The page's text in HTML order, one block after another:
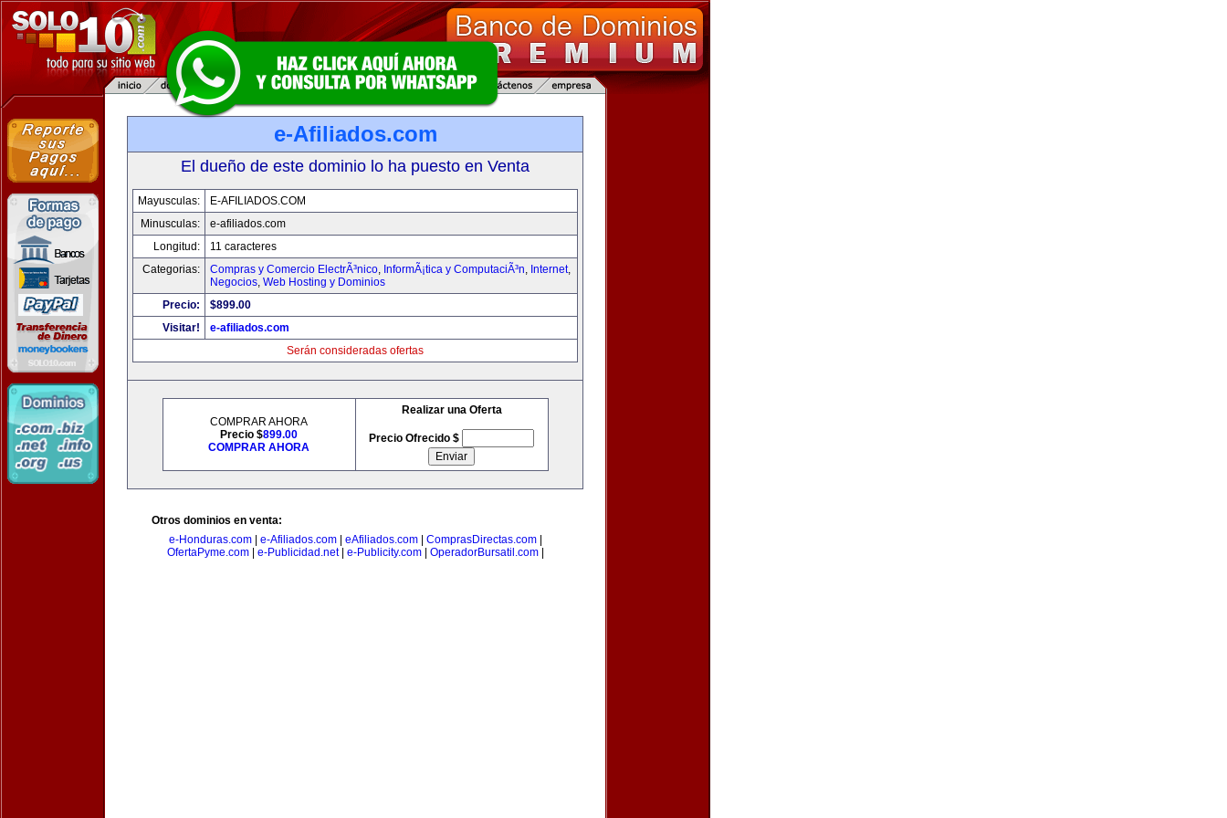
e-Afiliados.com
El dueño de este dominio lo ha puesto en Venta
Mayusculas:
E-AFILIADOS.COM
Minusculas:
e-afiliados.com
Longitud:
11 caracteres
Categorias:
Compras y Comercio ElectrÃ³nico, InformÃ¡tica y ComputaciÃ³n, Internet,
Negocios, Web Hosting y Dominios
Precio:
$899.00
Visitar!
e-afiliados.com
Serán consideradas ofertas
COMPRAR AHORA
Precio $899.00
COMPRAR AHORA
Realizar una Oferta
Precio Ofrecido $
Otros dominios en venta:
e-Honduras.com| e-Afiliados.com| eAfiliados.com| ComprasDirectas.com|
OfertaPyme.com| e-Publicidad.net| e-Publicity.com| OperadorBursatil.com|